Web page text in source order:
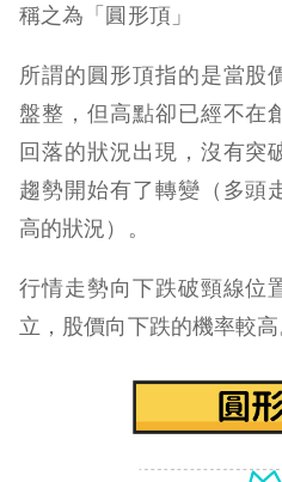
稱之為「圓形頂」
所謂的圓形頂指的是當股
盤整，但高點卻已經不在
回落的狀況出現，沒有突
趨勢開始有了轉變（多頭
高的狀況）。
行情走勢向下跌破頸線位
立，股價向下跌的機率較高